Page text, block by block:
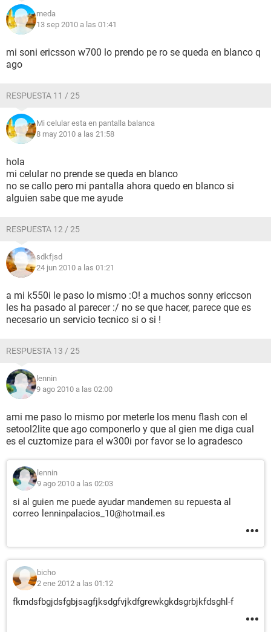
meda
13 sep 2010 a las 01:41
mi soni ericsson w700 lo prendo pe ro se queda en blanco q
ago
RESPUESTA 11 / 25
Mi celular esta en pantalla balanca
8 may 2010 a las 21:58
hola
mi celular no prende se queda en blanco
no se callo pero mi pantalla ahora quedo en blanco si
alguien sabe que me ayude
RESPUESTA 12 / 25
sdkfjsd
24 jun 2010 a las 01:21
a mi k550i le paso lo mismo :O! a muchos sonny ericcson
les ha pasado al parecer :/ no se que hacer, parece que es
necesario un servicio tecnico si o si !
RESPUESTA 13 / 25
lennin
9 ago 2010 a las 02:00
ami me paso lo mismo por meterle los menu flash con el
setool2lite que ago componerlo y que al gien me diga cual
es el cuztomize para el w300i por favor se lo agradesco
lennin
9 ago 2010 a las 02:03
si al guien me puede ayudar mandemen su repuesta al
correo lenninpalacios_10@hotmail.es
bicho
2 ene 2012 a las 01:12
fkmdsfbgjdsfgbjsagfjksdgfvjkdfgrewkgkdsgrbjkfdsghl-f